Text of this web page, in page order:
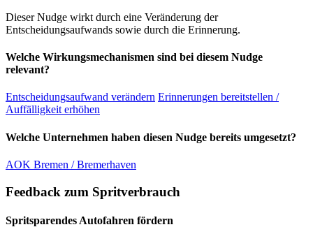
Dieser Nudge wirkt durch eine Veränderung der
Entscheidungsaufwands sowie durch die Erinnerung.
Welche Wirkungsmechanismen sind bei diesem Nudge
relevant?
Entscheidungsaufwand verändern Erinnerungen bereitstellen /
Auffälligkeit erhöhen
Welche Unternehmen haben diesen Nudge bereits umgesetzt?
AOK Bremen / Bremerhaven
Feedback zum Spritverbrauch
Spritsparendes Autofahren fördern